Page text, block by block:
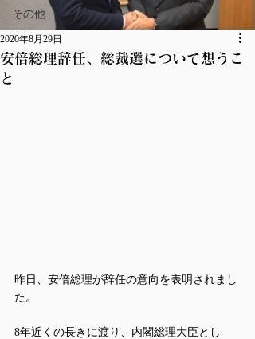
その他
安倍総理辞任、総裁選について想うこ
と
2020年8月29日
昨日、安倍総理が辞任の意向を表明されまし
た。
8年近くの長きに渡り、内閣総理大臣とし